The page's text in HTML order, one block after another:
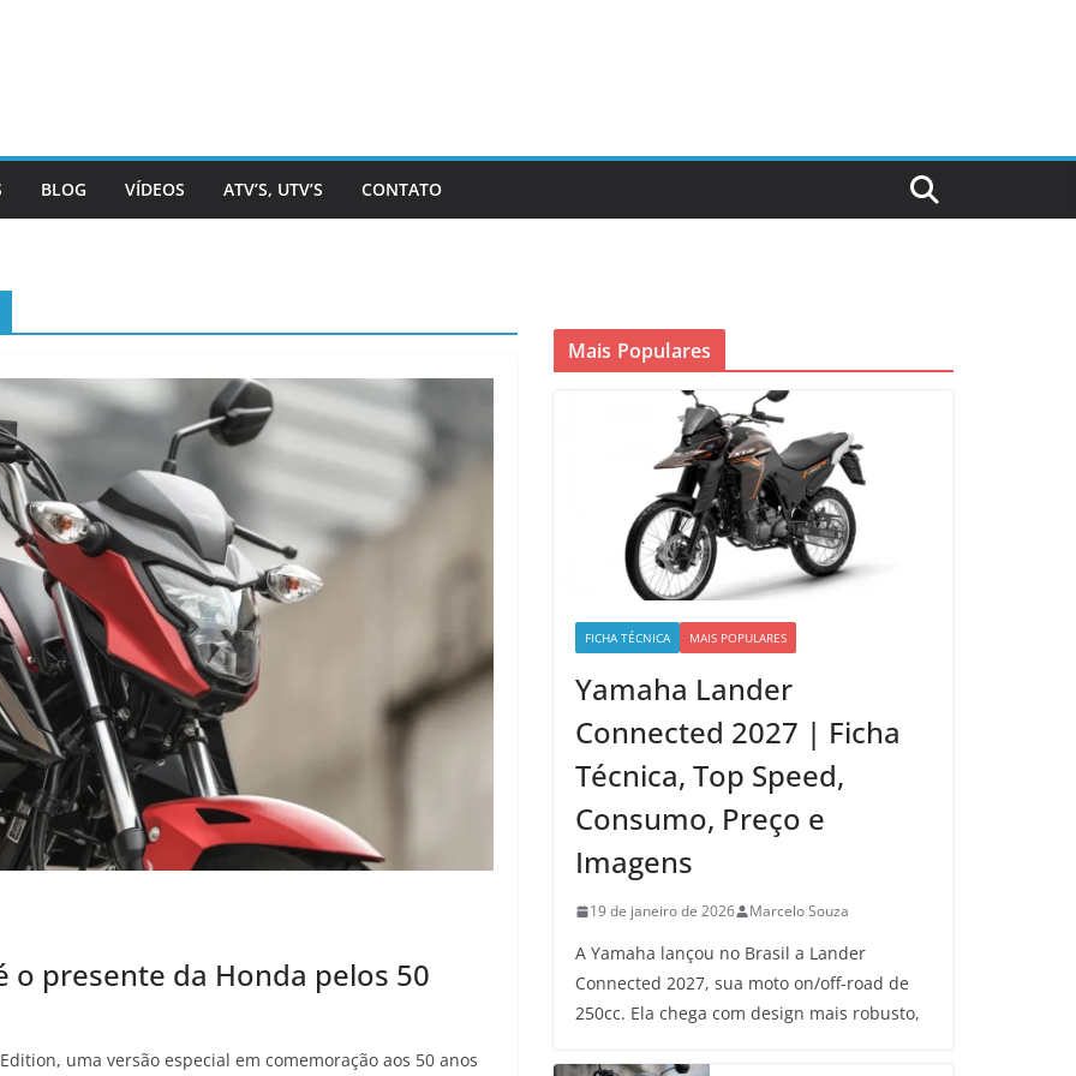
BLOG VÍDEOS ATV’S, UTV’S CONTATO
o presente da Honda pelos 50
uma versão especial em comemoração aos 50 anos
Mais Populares
FICHA TÉCNICA MAIS POPULARES
Yamaha Lander
Connected 2027 | Ficha
Técnica, Top Speed,
Consumo, Preço e
Imagens
19 de janeiro de 2026 Marcelo Souza
A Yamaha lançou no Brasil a Lander
Connected 2027, sua moto on/off-road de
250cc. Ela chega com design mais robusto,